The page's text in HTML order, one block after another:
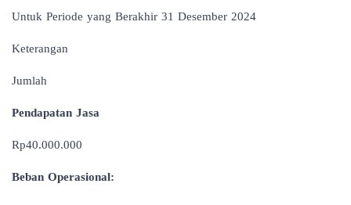
Untuk Periode yang Berakhir 31 Desember 2024
Keterangan
Jumlah
Pendapatan Jasa
Rp40.000.000
Beban Operasional: